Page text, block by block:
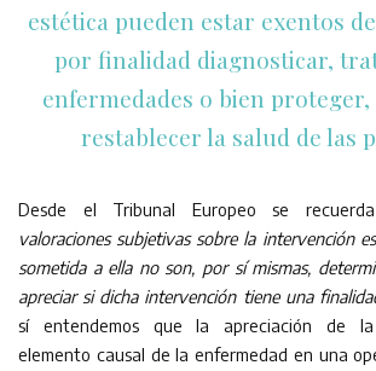
estética pueden estar exentos
por finalidad diagnosticar,
enfermedades o bien
restablecer la salud de las
Desde el Tribunal Europeo se
valoraciones subjetivas sobre la intervención
sometida a ella no son, por sí mismas,
apreciar si dicha intervención tiene una
sí entendemos que la apreciación de la
elemento causal de la enfermedad en una